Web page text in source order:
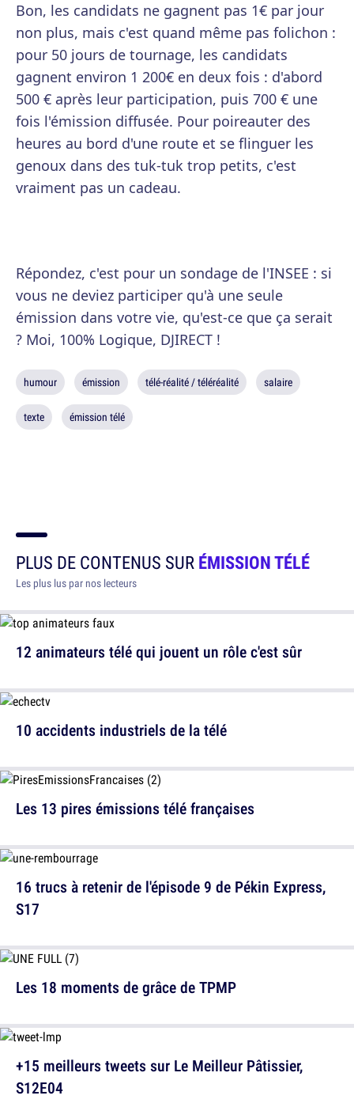
Bon, les candidats ne gagnent pas 1€ par jour
non plus, mais c'est quand même pas folichon :
pour 50 jours de tournage, les candidats
gagnent environ 1 200€ en deux fois : d'abord
500 € après leur participation, puis 700 € une
fois l'émission diffusée. Pour poireauter des
heures au bord d'une route et se flinguer les
genoux dans des tuk-tuk trop petits, c'est
vraiment pas un cadeau.
Répondez, c'est pour un sondage de l'INSEE : si
vous ne deviez participer qu'à une seule
émission dans votre vie, qu'est-ce que ça serait
? Moi, 100% Logique, DJIRECT !
humour émission télé-réalité / téléréalité salaire
texte émission télé
PLUS DE CONTENUS SURÉMISSION TÉLÉ
Les plus lus par nos lecteurs
12 animateurs télé qui jouent un rôle c'est sûr
Les 13 pires émissions télé françaises
Les 18 moments de grâce de TPMP
10 accidents industriels de la télé
16 trucs à retenir de l'épisode 9 de Pékin Express,
S17
+15 meilleurs tweets sur Le Meilleur Pâtissier,
S12E04